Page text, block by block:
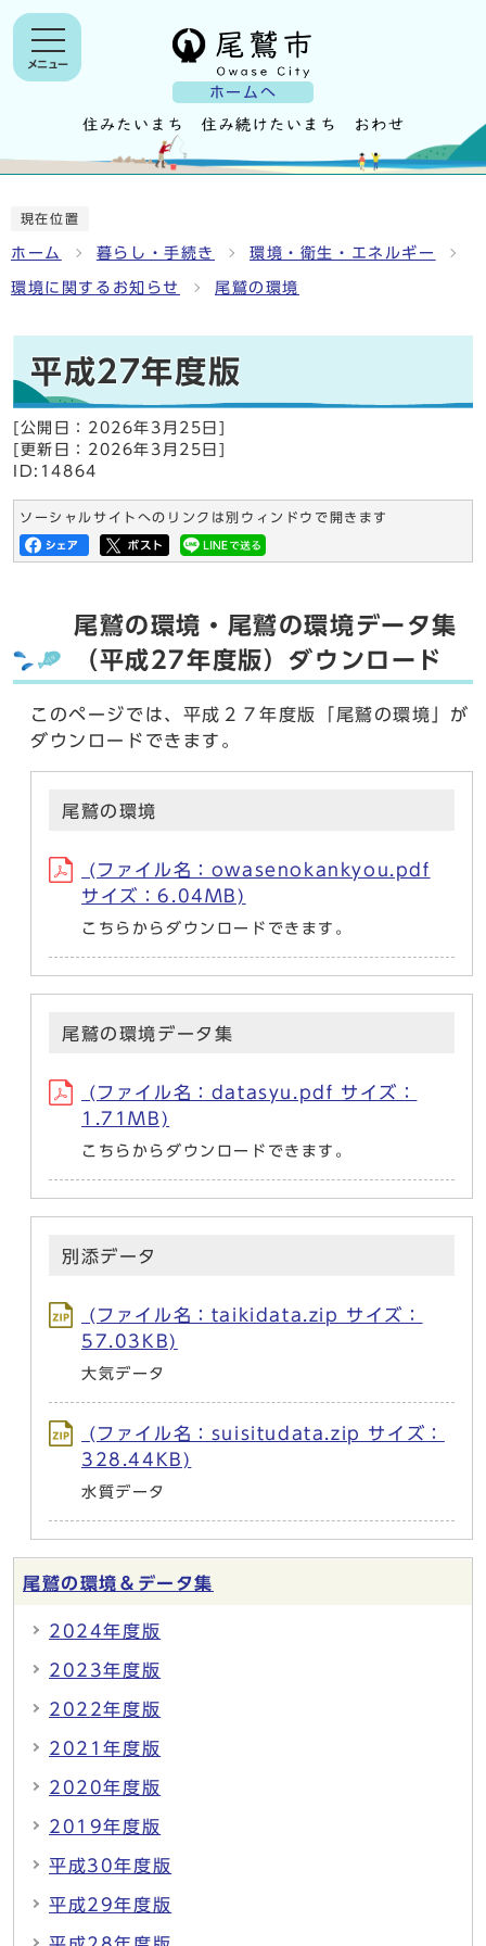
ホームへ
メニュー
現在位置
ホーム 暮らし・手続き 環境・衛生・エネルギー
環境に関するお知らせ 尾鷲の環境
平成27年度版
[公開日： 2026年3月25日
[更新日： 2026年3月25日
ID:14864
ソーシャルサイトへのリンクは別ウィンドウで開きます
尾鷲の環境・尾鷲の環境データ集
（平成27年度版）ダウンロード
このページでは、平成２７年度版「尾鷲の環境」が
ダウンロードできます。
尾鷲の環境
(ファイル名：owasenokankyou.pdf
サイズ：6.04MB)
こちらからダウンロードできます。
尾鷲の環境データ集
(ファイル名：datasyu.pdf サイズ：
1.71MB)
こちらからダウンロードできます。
別添データ
(ファイル名：taikidata.zip サイズ：
57.03KB)
大気データ
(ファイル名：suisitudata.zip サイズ：
328.44KB)
水質データ
尾鷲の環境＆データ集
2024年度版
2023年度版
2022年度版
2021年度版
2020年度版
2019年度版
平成30年度版
平成29年度版